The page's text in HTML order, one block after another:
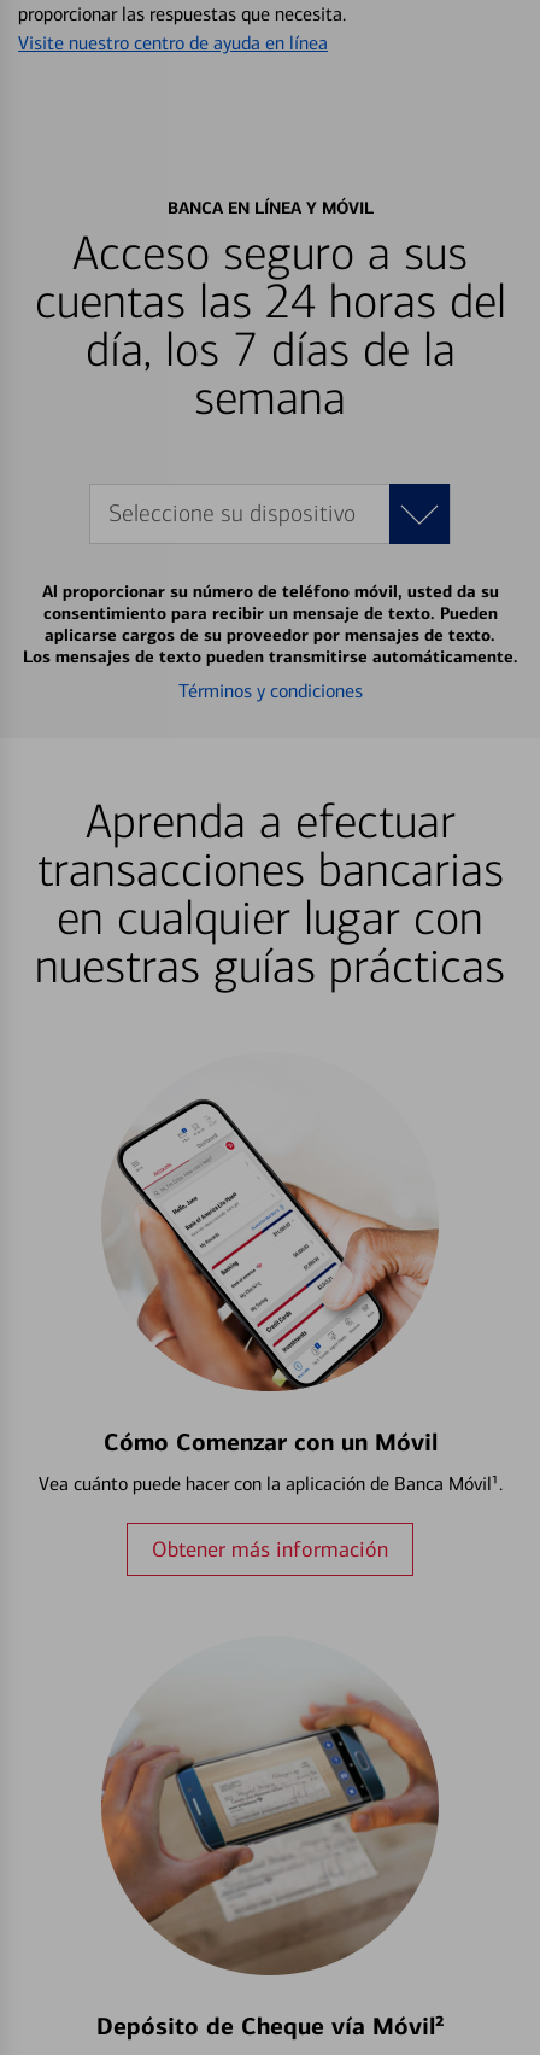
proporcionar las respuestas que necesita.
Visite nuestro centro de ayuda en línea
BANCA EN LÍNEA Y MÓVIL
Acceso seguro a sus
cuentas las 24 horas del
día, los 7 días de la
semana
Seleccione su dispositivo
Al proporcionar su número de teléfono móvil, usted da su
consentimiento para recibir un mensaje de texto. Pueden
aplicarse cargos de su proveedor por mensajes de texto.
Los mensajes de texto pueden transmitirse automáticamente.
Términos y condiciones
Aprenda a efectuar
transacciones bancarias
en cualquier lugar con
nuestras guías prácticas
Cómo Comenzar con un Móvil
Vea cuánto puede hacer con la aplicación de Banca Móvil¹.
Obtener más información
Depósito de Cheque vía Móvil²